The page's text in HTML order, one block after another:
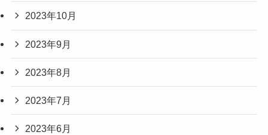
2023年10月
2023年9月
2023年8月
2023年7月
2023年6月